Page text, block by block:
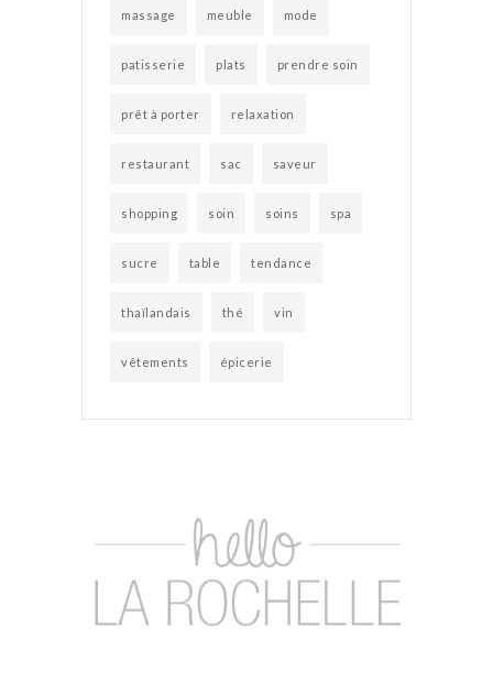
massage meuble mode
patisserie plats prendre soin
prêt à porter relaxation
restaurant sac saveur
shopping soin soins spa
sucre table tendance
thaïlandais thé vin
vêtements épicerie